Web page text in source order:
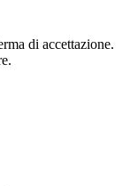
di accettazione.